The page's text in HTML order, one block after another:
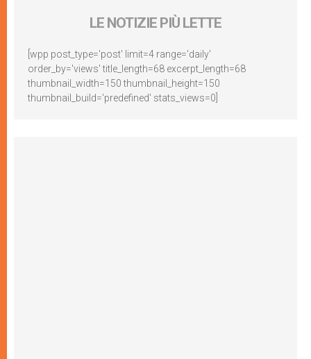
LE NOTIZIE PIÙ LETTE
[wpp post_type='post' limit=4 range='daily'
order_by='views' title_length=68 excerpt_length=68
thumbnail_width=150 thumbnail_height=150
thumbnail_build='predefined' stats_views=0]